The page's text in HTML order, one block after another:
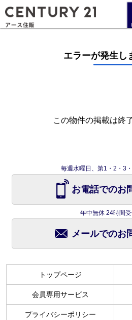
エラーが発生し
この物件の掲載は終
毎週水曜日、第1・2・3
お電話でのお
年中無休 24時間
メールでのお
トップページ
会員専用サービス
プライバシーポリシー